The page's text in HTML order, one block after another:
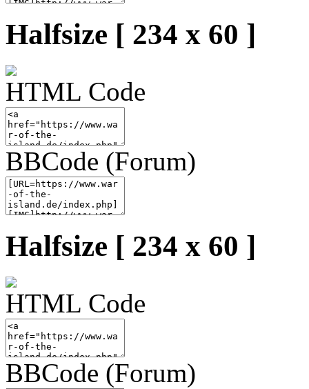
Halfsize [ 234 x 60 ]
HTML Code
BBCode (Forum)
Halfsize [ 234 x 60 ]
HTML Code
BBCode (Forum)